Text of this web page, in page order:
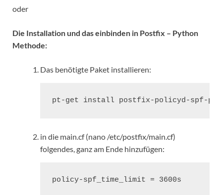
oder
Die Installation und das einbinden in Postfix – Python
Methode:
Das benötigte Paket installieren:
pt-get install postfix-policyd-spf-
in die main.cf (nano /etc/postfix/main.cf)
folgendes, ganz am Ende hinzufügen:
policy-spf_time_limit = 3600s